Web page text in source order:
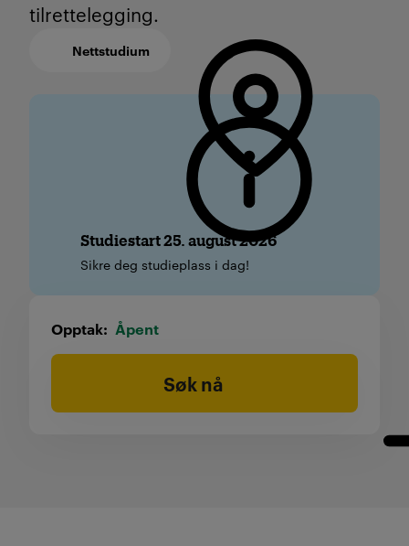
tilrettelegging.
Nettstudium
Studiestart 25. august 2026
Sikre deg studieplass i dag!
Opptak Åpent
Søk nå